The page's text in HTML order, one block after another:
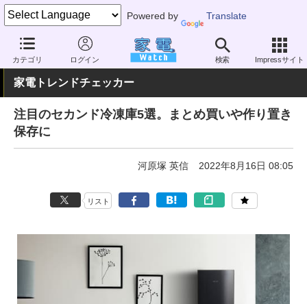
Powered by Translate
カテゴリ ログイン 検索 Impressサイト
家電 Watch 生活家電 冷蔵庫/冷凍庫 小型（300L未満）
家電トレンドチェッカー
注目のセカンド冷凍庫5選。まとめ買いや作り置き
保存に
河原塚 英信 2022年8月16日 08:05
リスト